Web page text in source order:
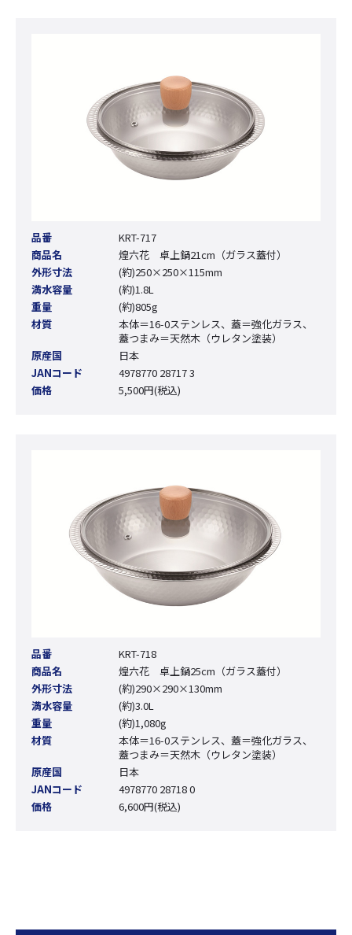
品番
KRT-717
商品名
煌六花 卓上鍋21cm（ガラス蓋付）
外形寸法
(約)250×250×115mm
満水容量
(約)1.8L
重量
(約)805g
材質
本体＝16-0ステンレス、蓋＝強化ガラス、
蓋つまみ＝天然木（ウレタン塗装）
原産国
日本
JANコード
4978770 28717 3
価格
5,500円(税込)
品番
KRT-718
商品名
煌六花 卓上鍋25cm（ガラス蓋付）
外形寸法
(約)290×290×130mm
満水容量
(約)3.0L
重量
(約)1,080g
材質
本体＝16-0ステンレス、蓋＝強化ガラス、
蓋つまみ＝天然木（ウレタン塗装）
原産国
日本
JANコード
4978770 28718 0
価格
6,600円(税込)